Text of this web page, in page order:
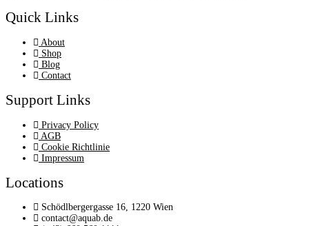
Quick Links
About
Shop
Blog
Contact
Support Links
Privacy Policy
AGB
Cookie Richtlinie
Impressum
Locations
Schödlbergergasse 16, 1220 Wien
contact@aquab.de